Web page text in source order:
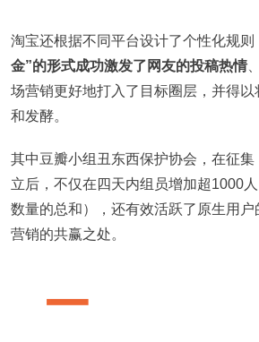
淘宝还根据不同平台设计了个性化规则
金”的形式成功激发了网友的投稿热情
场营销更好地打入了目标圈层，并得
和发酵。
其中豆瓣小组丑东西保护协会，在征
立后，不仅在四天内组员增加超1000
数量的总和），还有效活跃了原生用
营销的共赢之处。